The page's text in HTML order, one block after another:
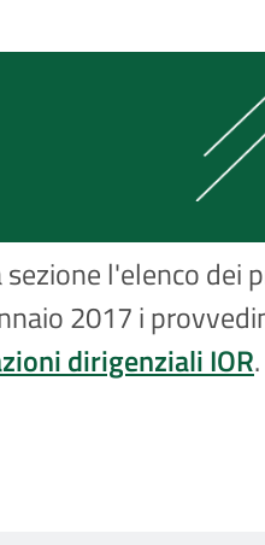
l'elenco dei
2017 i
dirigenziali IOR.